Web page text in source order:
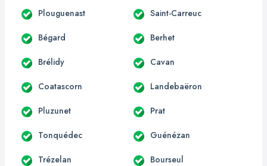
Plouguenast Saint-Carreuc
Bégard Berhet
Brélidy Cavan
Coatascorn Landebaëron
Pluzunet Prat
Tonquédec Guénézan
Trézelan Bourseul